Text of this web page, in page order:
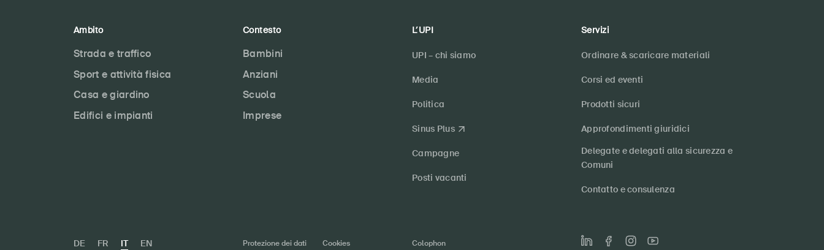
Ambito
Strada e traffico
Sport e attività fisica
Casa e giardino
Edifici e impianti
Contesto
Bambini
Anziani
Scuola
Imprese
L’UPI
UPI – chi siamo
Media
Politica
Sinus Plus
Campagne
Posti vacanti
Servizi
Ordinare & scaricare materiali
Corsi ed eventi
Prodotti sicuri
Approfondimenti giuridici
Delegate e delegati alla sicurezza e
Comuni
Contatto e consulenza
DE FR IT EN Protezione dei dati Cookies Colophon